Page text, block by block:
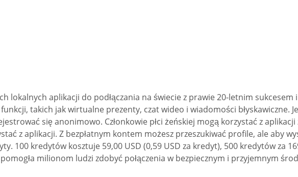
lokalnych aplikacji do podłączania na świecie z prawie 20-letnim
takich jak wirtualne prezenty, czat wideo i wiadomości błyskawiczne.
się anonimowo. Członkowie płci żeńskiej mogą korzystać z
z aplikacji. Z bezpłatnym kontem możesz przeszukiwać profile, ale aby
100 kredytów kosztuje 59,00 USD (0,59 USD za kredyt), 500 kredytów za
milionom ludzi zdobyć połączenia w bezpiecznym i przyjemnym